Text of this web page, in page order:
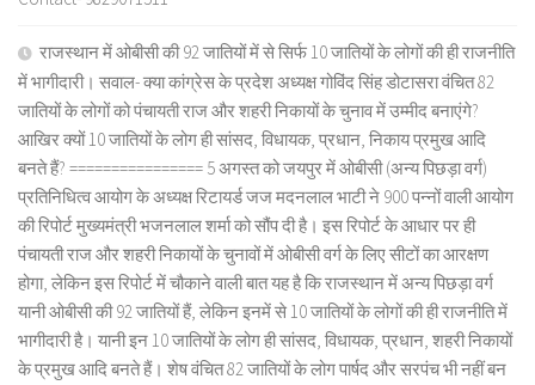
राजस्थान में ओबीसी की 92 जातियों में से सिर्फ 10 जातियों के लोगों की ही राजनीति
में भागीदारी। सवाल- क्या कांग्रेस के प्रदेश अध्यक्ष गोविंद सिंह डोटासरा वंचित 82
जातियों के लोगों को पंचायती राज और शहरी निकायों के चुनाव में उम्मीद बनाएंगे?
आखिर क्यों 10 जातियों के लोग ही सांसद, विधायक, प्रधान, निकाय प्रमुख आदि
बनते हैं? ================ 5 अगस्त को जयपुर में ओबीसी (अन्य पिछड़ा वर्ग)
प्रतिनिधित्व आयोग के अध्यक्ष रिटायर्ड जज मदनलाल भाटी ने 900 पन्नों वाली आयोग
की रिपोर्ट मुख्यमंत्री भजनलाल शर्मा को सौंप दी है। इस रिपोर्ट के आधार पर ही
पंचायती राज और शहरी निकायों के चुनावों में ओबीसी वर्ग के लिए सीटों का आरक्षण
होगा, लेकिन इस रिपोर्ट में चौकाने वाली बात यह है कि राजस्थान में अन्य पिछड़ा वर्ग
यानी ओबीसी की 92 जातियों हैं, लेकिन इनमें से 10 जातियों के लोगों की ही राजनीति में
भागीदारी है। यानी इन 10 जातियों के लोग ही सांसद, विधायक, प्रधान, शहरी निकायों
के प्रमुख आदि बनते हैं। शेष वंचित 82 जातियों के लोग पार्षद और सरपंच भी नहीं बन